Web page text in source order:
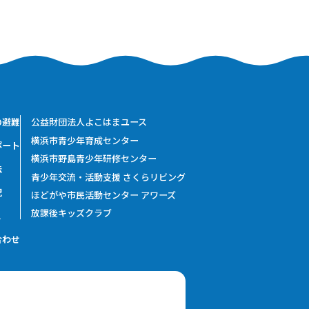
難
ト
せ
公益財団法人よこはまユース
横浜市青少年育成センター
横浜市野島青少年研修センター
青少年交流・活動支援 さくらリビング
ほどがや市民活動センター アワーズ
放課後キッズクラブ